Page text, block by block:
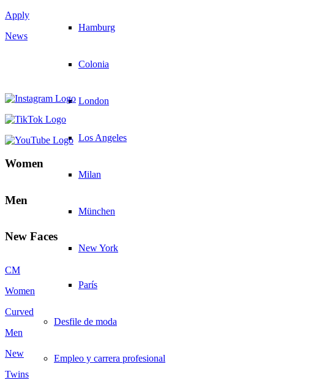
Hamburg
Colonia
London
Los Angeles
Milan
München
New York
París
Desfile de moda
Empleo y carrera profesional
Apply
News
Women
Men
New Faces
CM
Women
Curved
Men
New
Twins